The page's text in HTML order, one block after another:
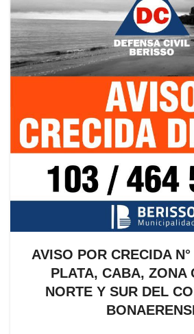
AVISO POR CRECIDA
PLATA, CABA, ZONA
NORTE Y SUR DEL